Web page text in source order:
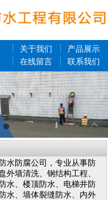
关于我们
产品展示
在线留言 联系我们
水防腐公司，专业从事防
外墙清洗、钢结构工程、
水、楼顶防水、电梯井防
水、墙体裂缝防水、内外